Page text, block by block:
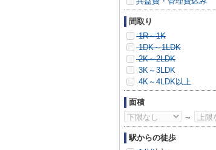
間取り
1R～1K
1DK～1LDK
2K～2LDK
3K～3LDK
4K～4LDK以上
面積
～
駅からの徒歩